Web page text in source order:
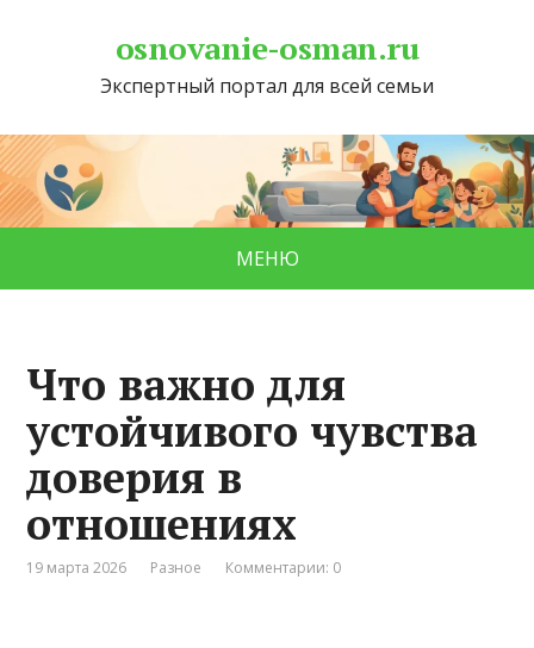
osnovanie-osman.ru
Экспертный портал для всей семьи
МЕНЮ
Что важно для
устойчивого чувства
доверия в
отношениях
19 марта 2026 Разное Комментарии: 0